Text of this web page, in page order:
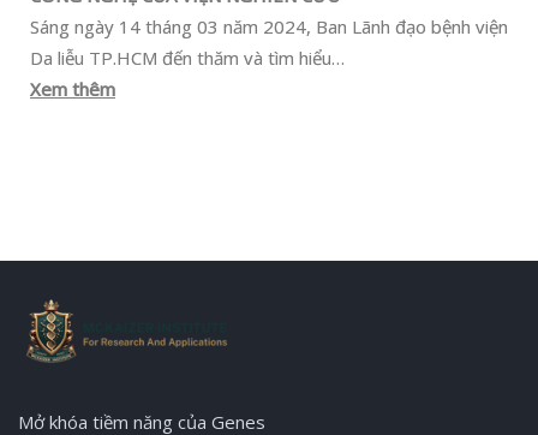
Sáng ngày 14 tháng 03 năm 2024, Ban Lãnh đạo bệnh viện
Da liễu TP.HCM đến thăm và tìm hiểu…
Xem thêm
Mở khóa tiềm năng của Genes